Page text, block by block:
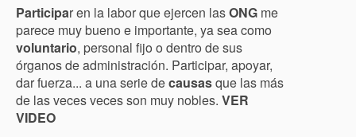
Participar en la labor que ejercen lasONG me
parece muy bueno e importante, ya sea como
voluntario, personal fijo o dentro de sus
órganos de administración. Participar, apoyar,
dar fuerza... a una serie decausasque las más
de las veces veces son muy nobles. VER
VIDEO